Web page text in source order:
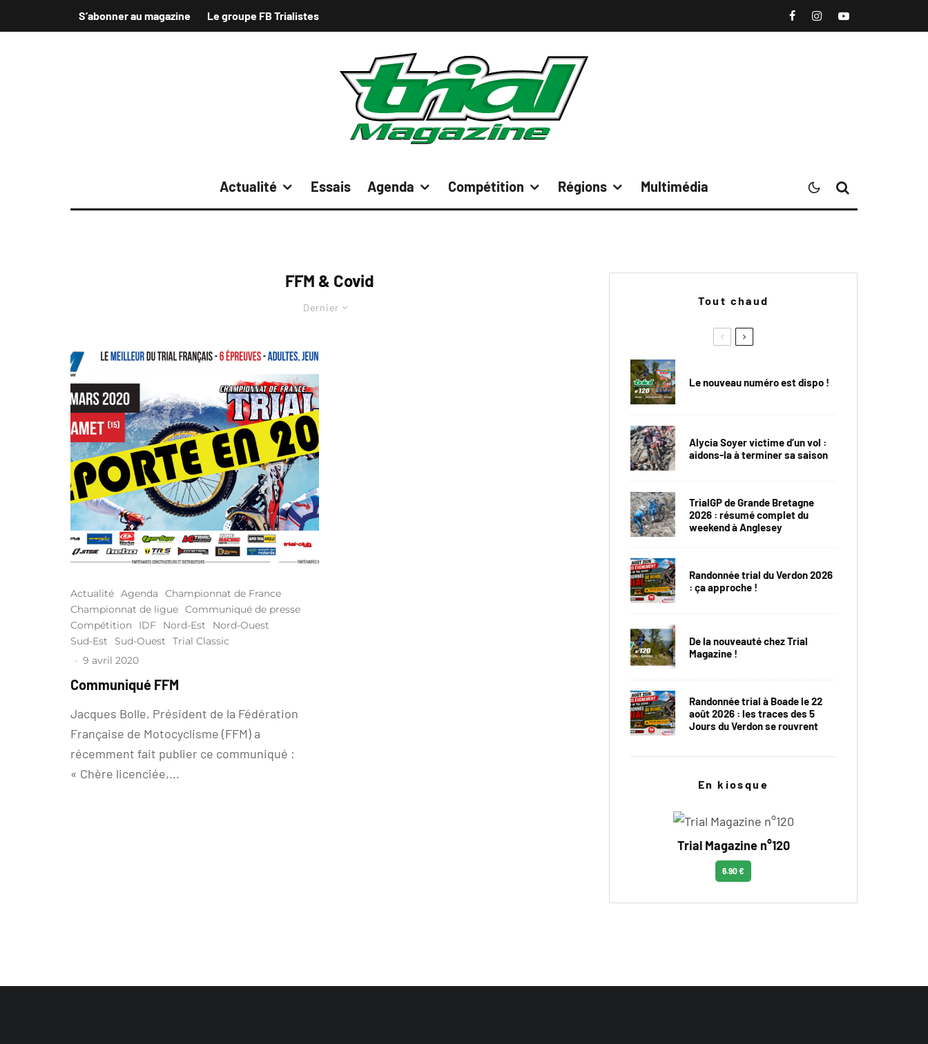
S’abonner au magazine Le groupe FB Trialistes
Actualité Essais Agenda Compétition Régions Multimédia
FFM & Covid
Dernier
Actualité Agenda
Championnat de France
Championnat de ligue Communiqué de presse
Compétition
IDF Nord-Est
Nord-Ouest
Sud-Est
Sud-Ouest
Trial Classic
· 9 avril 2020
Communiqué FFM
Jacques Bolle, Président de la Fédération
Française de Motocyclisme (FFM) a
récemment fait publier ce communiqué :
« Chère licenciée,...
Tout chaud
Le nouveau numéro est dispo !
Alycia Soyer victime d’un vol :
aidons-la à terminer sa saison
TrialGP de Grande Bretagne
2026 : résumé complet du
weekend à Anglesey
Randonnée trial du Verdon 2026
: ça approche !
De la nouveauté chez Trial
Magazine !
Randonnée trial à Boade le 22
août 2026 : les traces des 5
Jours du Verdon se rouvrent
En kiosque
Trial Magazine n°120
6.90 €